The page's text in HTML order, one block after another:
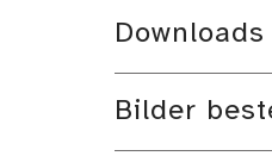
Bilder